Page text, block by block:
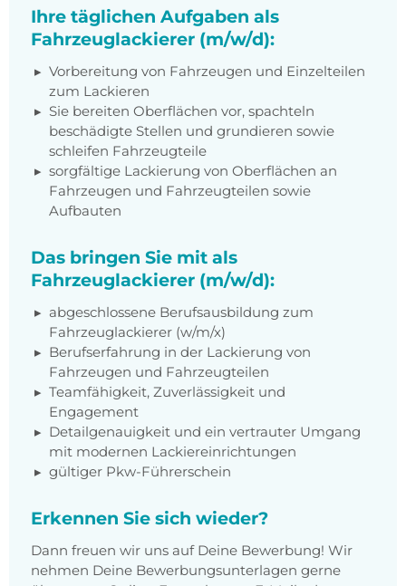
Ihre täglichen Aufgaben als
Fahrzeuglackierer (m/w/d):
Vorbereitung von Fahrzeugen und Einzelteilen
zum Lackieren
Sie bereiten Oberflächen vor, spachteln
beschädigte Stellen und grundieren sowie
schleifen Fahrzeugteile
sorgfältige Lackierung von Oberflächen an
Fahrzeugen und Fahrzeugteilen sowie
Aufbauten
Das bringen Sie mit als
Fahrzeuglackierer (m/w/d):
abgeschlossene Berufsausbildung zum
Fahrzeuglackierer (w/m/x)
Berufserfahrung in der Lackierung von
Fahrzeugen und Fahrzeugteilen
Teamfähigkeit, Zuverlässigkeit und
Engagement
Detailgenauigkeit und ein vertrauter Umgang
mit modernen Lackiereinrichtungen
gültiger Pkw-Führerschein
Erkennen Sie sich wieder?
Dann freuen wir uns auf Deine Bewerbung! Wir
nehmen Deine Bewerbungsunterlagen gerne